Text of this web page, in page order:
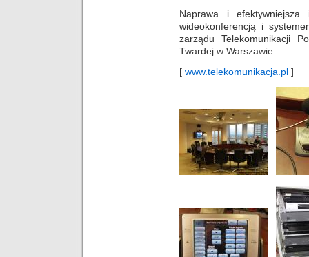
Naprawa i efektywniejsza
wideokonferencją i
zarządu Telekomunikacji
Twardej w Warszawie
[ www.telekomunikacja.pl ]